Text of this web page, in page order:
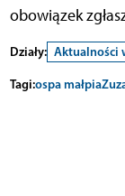
obowiązek
Działy: Aktualności
Tagi:ospa małpia